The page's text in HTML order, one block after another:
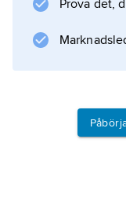
EMBO Journal
.
konsortium av
Prova det,